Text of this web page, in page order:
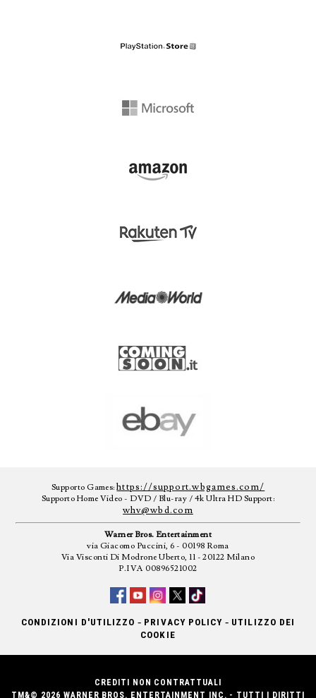
Supporto Games:https://support.wbgames.com/
Supporto Home Video - DVD / Blu-ray / 4k Ultra HD Support:
whv@wbd.com
Warner Bros. Entertainment
via Giacomo Puccini, 6 - 00198 Roma
Via Visconti Di Modrone Uberto, 11 - 20122 Milano
P.IVA 00896521002
CONDIZIONI D'UTILIZZO - PRIVACY POLICY - UTILIZZO DEI
COOKIE
CREDITI NON CONTRATTUALI
TM&© 2026 WARNER BROS. ENTERTAINMENT INC. - TUTTI I DIRITTI